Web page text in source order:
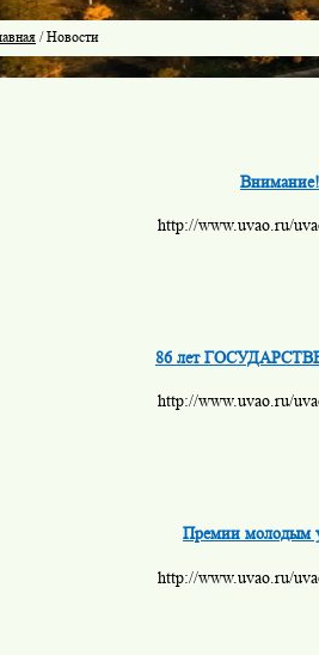
/ Новости
http://www.uvao.ru/
86 лет
http://www.uvao.ru/
Премии молодым
http://www.uvao.ru/